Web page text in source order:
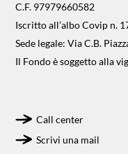
C.F. 97979660582
Iscritto all’albo Covip n.
Sede legale: Via C.B.
Il Fondo è soggetto alla
Call center
Scrivi una mail